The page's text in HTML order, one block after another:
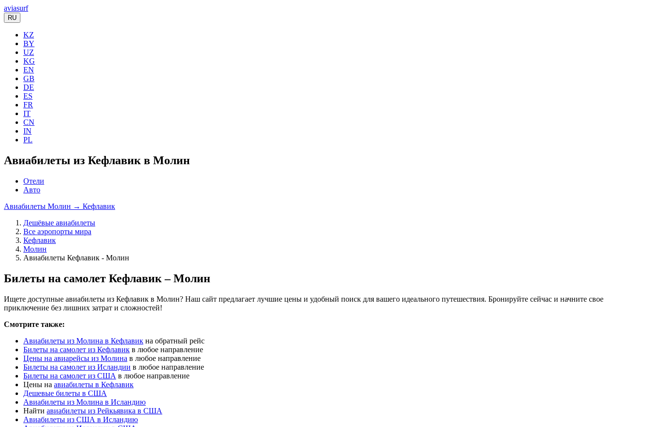
aviasurf
RU
KZ
BY
UZ
KG
EN
GB
DE
ES
FR
IT
CN
IN
PL
Авиабилеты из Кефлавик в Молин
Отели
Авто
Авиабилеты Молин → Кефлавик
Дешёвые авиабилеты
Все аэропорты мира
Кефлавик
Молин
Авиабилеты Кефлавик - Молин
Билеты на самолет Кефлавик – Молин
Ищете доступные авиабилеты из Кефлавик в Молин? Наш сайт предлагает лучшие цены и удобный поиск для вашего идеального путешествия. Бронируйте сейчас и начните свое
приключение без лишних затрат и сложностей!
Смотрите также:
Авиабилеты из Молина в Кефлавик на обратный рейс
Билеты на самолет из Кефлавик в любое направление
Цены на авиарейсы из Молина в любое направление
Билеты на самолет из Исландии в любое направление
Билеты на самолет из США в любое направление
Цены на авиабилеты в Кефлавик
Дешевые билеты в США
Авиабилеты из Молина в Исландию
Найти авиабилеты из Рейкьявика в США
Авиабилеты из США в Исландию